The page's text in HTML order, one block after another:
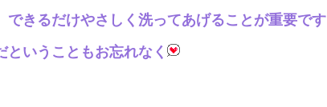
できるだけやさしく洗ってあげることが重要です
ということもお忘れなく